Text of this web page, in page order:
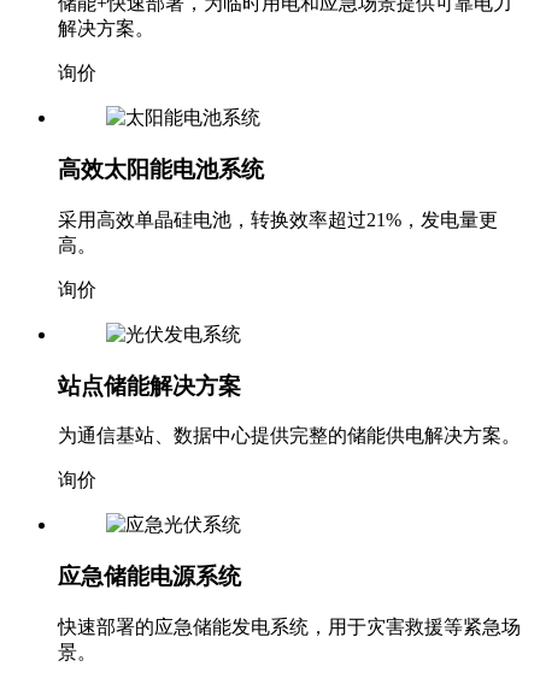
解决方案。
询价
高效太阳能电池系统
采用高效单晶硅电池，转换效率超过21%，发电量更
高。
询价
站点储能解决方案
为通信基站、数据中心提供完整的储能供电解决方案。
询价
应急储能电源系统
快速部署的应急储能发电系统，用于灾害救援等紧急场
景。